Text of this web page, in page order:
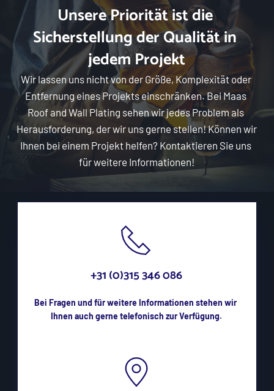
Unsere Priorität ist die
Sicherstellung der Qualität in
jedem Projekt
Wir lassen uns nicht von der Größe, Komplexität oder
Entfernung eines Projekts einschränken. Bei Maas
Roof and Wall Plating sehen wir jedes Problem als
Herausforderung, der wir uns gerne stellen! Können wir
Ihnen bei einem Projekt helfen? Kontaktieren Sie uns
für weitere Informationen!
+31 (0)315 346 086
Bei Fragen und für weitere Informationen stehen wir
Ihnen auch gerne telefonisch zur Verfügung.